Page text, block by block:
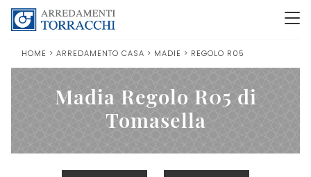
HOME > ARREDAMENTO CASA > MADIE > REGOLO R05
Madia Regolo R05 di
Tomasella